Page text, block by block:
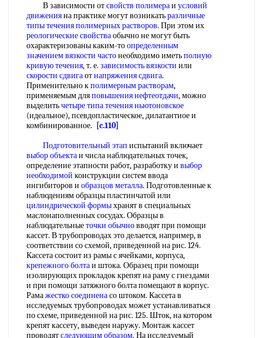
В зависимости отсвойств полимераи условий
движенияна практике могут возникатьразличные
типы теченияполимерных растворов. При этом их
реологические свойстваобычно не могут быть
охарактеризованы каким-тоопределенным
значениемвязкости частонеобходимо иметьполную
кривую течения, т. е. зависимость вязкости или
скорости сдвигаотнапряжения сдвига.
Применительно кполимерным растворам,
применяемым дляповышения нефтеотдачи, можно
выделитьчетыре типатечения ньютоновское
(идеальное), псевдопластическое, дилатантиое и
комбинированное.
[c.110]
Подготовительный этап испытаний включает
выбор объектаи числа наблюдательных точек,
определение этапности работ, разработку и выбор
необходимой конструкции систем ввода
ингибиторов и образцов металла. Подготовленные к
наблюдениям образцы пластинчатой или
цилиндрической формыхранят в специальных
маслонаполненных сосудах. Образцы в
наблюдательныеточки обычновводят при помощи
кассет. В трубопроводах это делается, например, в
соответствии со схемой, приведенной на рис. 124.
Кассета состоит из рамы с ячейками, корпуса,
крепежного болтаи штока. Образец при помощи
изолирующих прокладок крепят на раму с гнездами
и при помощи затяжного болта помещают в корпус.
Рамажестко соединенасо штоком. Кассета в
исследуемых трубопроводах может устанавливаться
по схеме, приведенной на рис. 125. Шток, на котором
крепят кассету, выведен наружу. Монтаж кассет
проводятследующим образом. На исследуемый